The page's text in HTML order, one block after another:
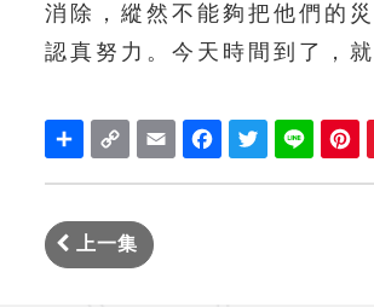
消除，縱然不能夠把他們的
認真努力。今天時間到了，就
Share
Copy
Link
Email Facebook
Twitter Line
上一集